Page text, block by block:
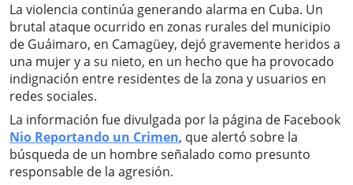
La violencia continúa generando alarma en Cuba. Un
brutal ataque ocurrido en zonas rurales del municipio
de Guáimaro, en Camagüey, dejó gravemente heridos a
una mujer y a su nieto, en un hecho que ha provocado
indignación entre residentes de la zona y usuarios en
redes sociales.
La información fue divulgada por la página de Facebook
Nio Reportando un Crimen, que alertó sobre la
búsqueda de un hombre señalado como presunto
responsable de la agresión.